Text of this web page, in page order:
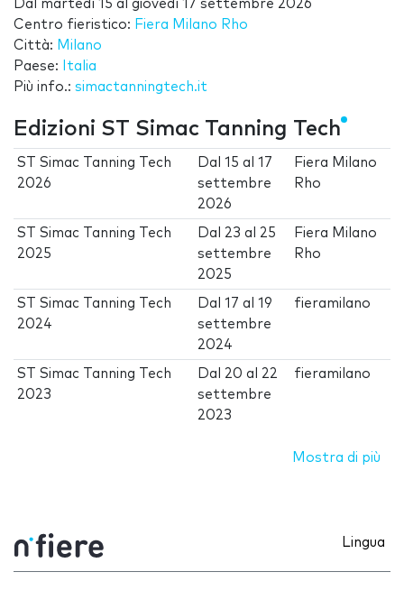
Dal martedì 15 al giovedì 17 settembre 2026
Centro fieristico: Fiera Milano Rho
Città: Milano
Paese:
Italia
Più info.: simactanningtech.it
Edizioni ST Simac Tanning Tech
ST Simac Tanning Tech
2026
Dal15 al17
settembre
2026
Fiera Milano
Rho
ST Simac Tanning Tech
2025
Dal 23 al 25
settembre
2025
Fiera Milano
Rho
ST Simac Tanning Tech
2024
Dal17 al19
settembre
2024
fieramilano
ST Simac Tanning Tech
2023
Dal 20 al 22
settembre
2023
fieramilano
Mostra di più
Lingua